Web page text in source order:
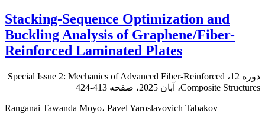
Stacking-Sequence Optimization and
Buckling Analysis of Graphene/Fiber-
Reinforced Laminated Plates
دوره 12، Special Issue 2: Mechanics of Advanced Fiber-Reinforced
Composite Structures، آبان 2025، صفحه
413-424
Ranganai Tawanda Moyo، Pavel Yaroslavovich Tabakov